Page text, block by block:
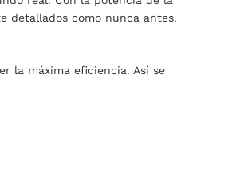
detallados como nunca antes.
la máxima eficiencia. Así se